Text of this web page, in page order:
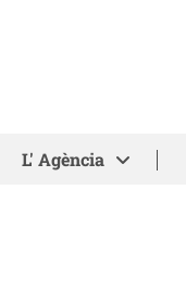
L' Agència